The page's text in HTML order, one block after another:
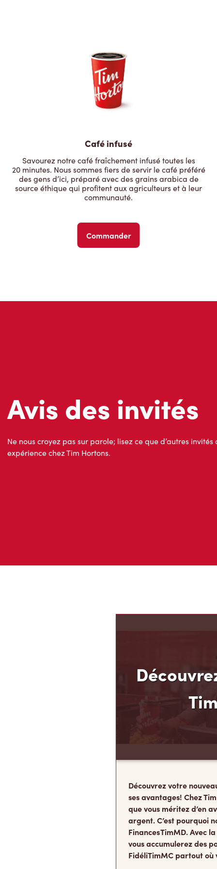
Café infusé
Savourez notre café fraîchement infusé toutes les
20 minutes. Nous sommes fiers de servir le café préféré
des gens d’ici, préparé avec des grains arabica de
source éthique qui profitent aux agriculteurs et à leur
communauté.
Commander
Avis des invités
Ne nous croyez pas sur parole; lisez ce que d’autres
expérience chez Tim Hortons.
Découvrez votre
ses avantages! Chez
que vous méritez d’en
argent. C’est pourquoi
Finances TimMD. Avec
vous accumulerez des